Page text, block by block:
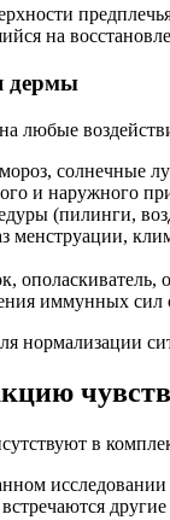
на
дермы
любые
солнечные
и наружного
(пилинги,
менструации,
иммунных сил
в